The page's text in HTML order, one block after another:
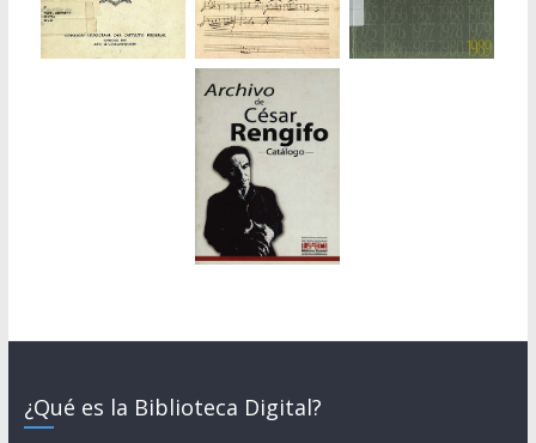
¿Qué es la Biblioteca Digital?